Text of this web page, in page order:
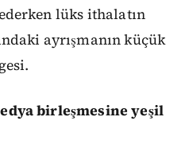
lüks ithalatın
ayrışmanın küçük
birleşmesine yeşil